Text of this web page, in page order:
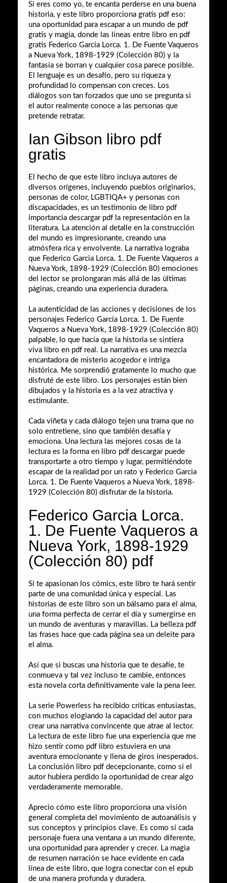
Si eres como yo, te encanta perderse en una buena
historia, y este libro proporciona gratis pdf eso:
una oportunidad para escapar a un mundo de pdf
gratis y magia, donde las líneas entre libro en pdf
gratis Federico Garcia Lorca. 1. De Fuente Vaqueros
a Nueva York, 1898-1929 (Colección 80) y la
fantasía se borran y cualquier cosa parece posible.
El lenguaje es un desafío, pero su riqueza y
profundidad lo compensan con creces. Los
diálogos son tan forzados que uno se pregunta si
el autor realmente conoce a las personas que
pretende retratar.
Ian Gibson libro pdf
gratis
El hecho de que este libro incluya autores de
diversos orígenes, incluyendo pueblos originarios,
personas de color, LGBTIQA+ y personas con
discapacidades, es un testimonio de libro pdf
importancia descargar pdf la representación en la
literatura. La atención al detalle en la construcción
del mundo es impresionante, creando una
atmósfera rica y envolvente. La narrativa lograba
que Federico Garcia Lorca. 1. De Fuente Vaqueros a
Nueva York, 1898-1929 (Colección 80) emociones
del lector se prolongaran más allá de las últimas
páginas, creando una experiencia duradera.
La autenticidad de las acciones y decisiones de los
personajes Federico Garcia Lorca. 1. De Fuente
Vaqueros a Nueva York, 1898-1929 (Colección 80)
palpable, lo que hacía que la historia se sintiera
viva libro en pdf real. La narrativa es una mezcla
encantadora de misterio acogedor e intriga
histórica. Me sorprendió gratamente lo mucho que
disfruté de este libro. Los personajes están bien
dibujados y la historia es a la vez atractiva y
estimulante.
Cada viñeta y cada diálogo tejen una trama que no
solo entretiene, sino que también desafía y
emociona. Una lectura las mejores cosas de la
lectura es la forma en libro pdf descargar puede
transportarte a otro tiempo y lugar, permitiéndote
escapar de la realidad por un rato y Federico Garcia
Lorca. 1. De Fuente Vaqueros a Nueva York, 1898-
1929 (Colección 80) disfrutar de la historia.
Federico Garcia Lorca.
1. De Fuente Vaqueros a
Nueva York, 1898-1929
(Colección 80) pdf
Si te apasionan los cómics, este libro te hará sentir
parte de una comunidad única y especial. Las
historias de este libro son un bálsamo para el alma,
una forma perfecta de cerrar el día y sumergirse en
un mundo de aventuras y maravillas. La belleza pdf
las frases hace que cada página sea un deleite para
el alma.
Así que si buscas una historia que te desafíe, te
conmueva y tal vez incluso te cambie, entonces
esta novela corta definitivamente vale la pena leer.
La serie Powerless ha recibido críticas entusiastas,
con muchos elogiando la capacidad del autor para
crear una narrativa convincente que atrae al lector.
La lectura de este libro fue una experiencia que me
hizo sentir como pdf libro estuviera en una
aventura emocionante y llena de giros inesperados.
La conclusión libro pdf decepcionante, como si el
autor hubiera perdido la oportunidad de crear algo
verdaderamente memorable.
Aprecio cómo este libro proporciona una visión
general completa del movimiento de autoanálisis y
sus conceptos y principios clave. Es como si cada
personaje fuera una ventana a un mundo diferente,
una oportunidad para aprender y crecer. La magia
de resumen narración se hace evidente en cada
línea de este libro, que logra conectar con el epub
de una manera profunda y duradera.